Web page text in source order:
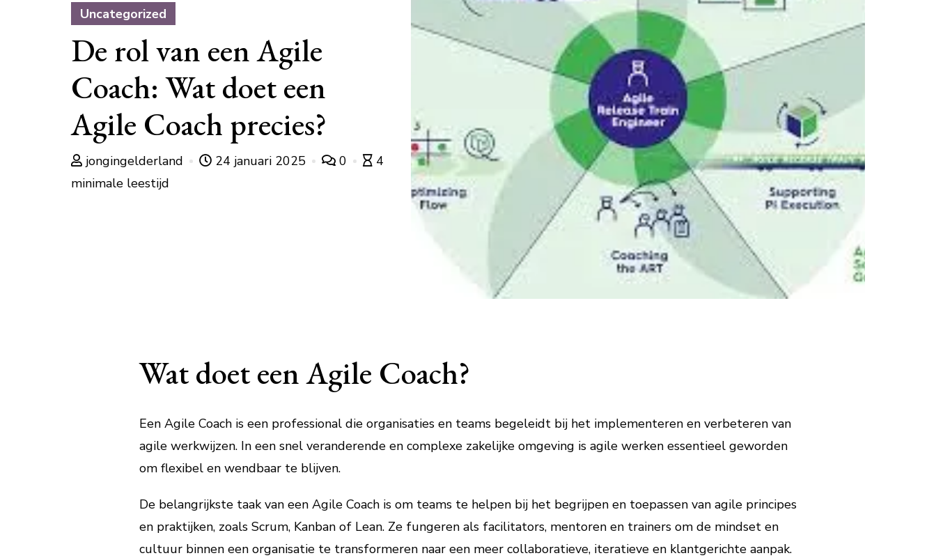
Uncategorized
De rol van een Agile
Coach: Wat doet een
Agile Coach precies?
jongingelderland 24 januari 2025 0
4
minimale leestijd
Wat doet een Agile Coach?
Een Agile Coach is een professional die organisaties en teams begeleidt bij het implementeren en verbeteren van
agile werkwijzen. In een snel veranderende en complexe zakelijke omgeving is agile werken essentieel geworden
om flexibel en wendbaar te blijven.
De belangrijkste taak van een Agile Coach is om teams te helpen bij het begrijpen en toepassen van agile principes
en praktijken, zoals Scrum, Kanban of Lean. Ze fungeren als facilitators, mentoren en trainers om de mindset en
cultuur binnen een organisatie te transformeren naar een meer collaboratieve, iteratieve en klantgerichte aanpak.